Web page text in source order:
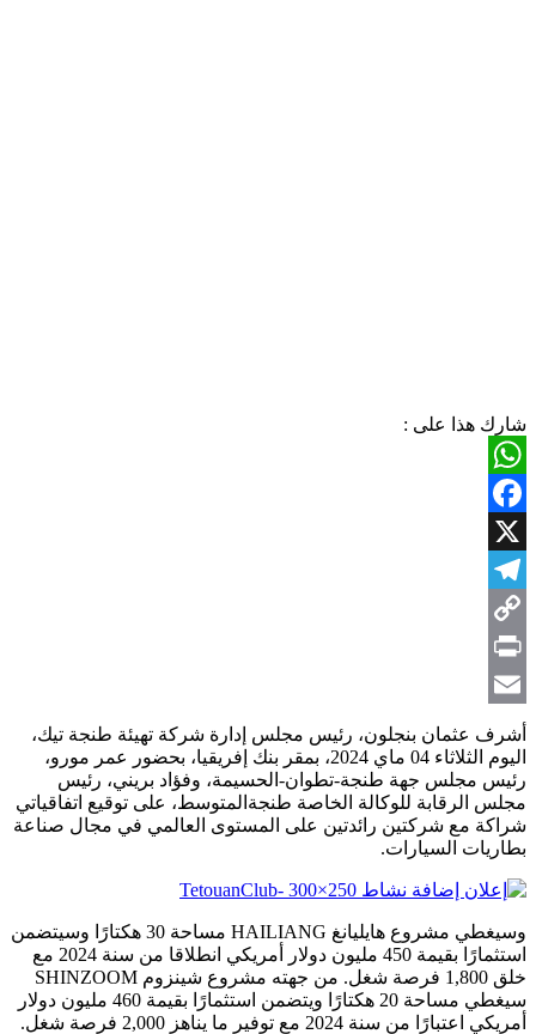
شارك هذا على :
WhatsApp
Facebook
X
Telegram
Copy
Link
Print
Email
أشرف عثمان بنجلون، رئيس مجلس إدارة شركة تهيئة طنجة تيك،
اليوم الثلاثاء 04 ماي 2024، بمقر بنك إفريقيا، بحضور عمر مورو،
رئيس مجلس جهة طنجة-تطوان-الحسيمة، وفؤاد بريني، رئيس
مجلس الرقابة للوكالة الخاصة طنجةالمتوسط، على توقيع اتفاقياتي
شراكة مع شركتين رائدتين على المستوى العالمي في مجال صناعة
بطاريات السيارات.
وسيغطي مشروع هايليانغ HAILIANG مساحة 30 هكتارًا وسيتضمن
استثمارًا بقيمة 450 مليون دولار أمريكي انطلاقا من سنة 2024 مع
خلق 1,800 فرصة شغل. من جهته مشروع شينزوم SHINZOOM
سيغطي مساحة 20 هكتارًا ويتضمن استثمارًا بقيمة 460 مليون دولار
أمريكي اعتبارًا من سنة 2024 مع توفير ما يناهز 2,000 فرصة شغل.